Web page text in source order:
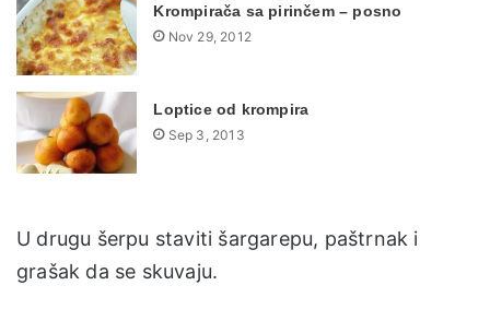
Krompirača sa pirinčem – posno
Nov 29, 2012
Loptice od krompira
Sep 3, 2013
U drugu šerpu staviti šargarepu, paštrnak i
grašak da se skuvaju.